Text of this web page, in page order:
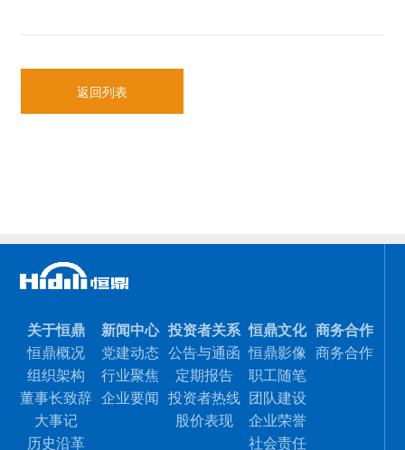
返回列表
关于恒鼎
恒鼎概况
组织架构
董事长致辞
大事记
历史沿革
新闻中心
党建动态
行业聚焦
企业要闻
投资者关系
公告与通函
定期报告
投资者热线
股价表现
恒鼎文化
恒鼎影像
职工随笔
团队建设
企业荣誉
社会责任
商务合作
商务合作